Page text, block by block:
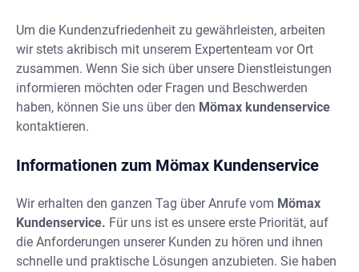
Um die Kundenzufriedenheit zu gewährleisten, arbeiten
wir stets akribisch mit unserem Expertenteam vor Ort
zusammen. Wenn Sie sich über unsere Dienstleistungen
informieren möchten oder Fragen und Beschwerden
haben, können Sie uns über den Mömax kundenservice
kontaktieren.
Informationen zum Mömax Kundenservice
Wir erhalten den ganzen Tag über Anrufe vom Mömax
Kundenservice. Für uns ist es unsere erste Priorität, auf
die Anforderungen unserer Kunden zu hören und ihnen
schnelle und praktische Lösungen anzubieten. Sie haben